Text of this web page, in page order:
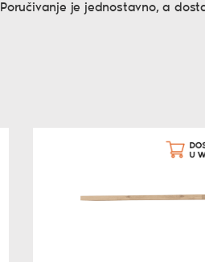
Poručivanje je jednostavno, a